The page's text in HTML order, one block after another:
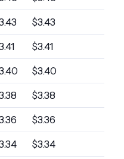
$3.43
$3.41
$3.40
$3.38
$3.36
$3.34